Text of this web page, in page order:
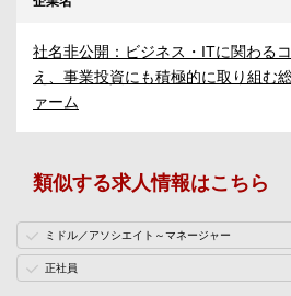
社名非公開：ビジネス・ITに関わる
え、事業投資にも積極的に取り組む
ァーム
類似する求人情報はこちら
ミドル／アソシエイト～マネージャー
正社員